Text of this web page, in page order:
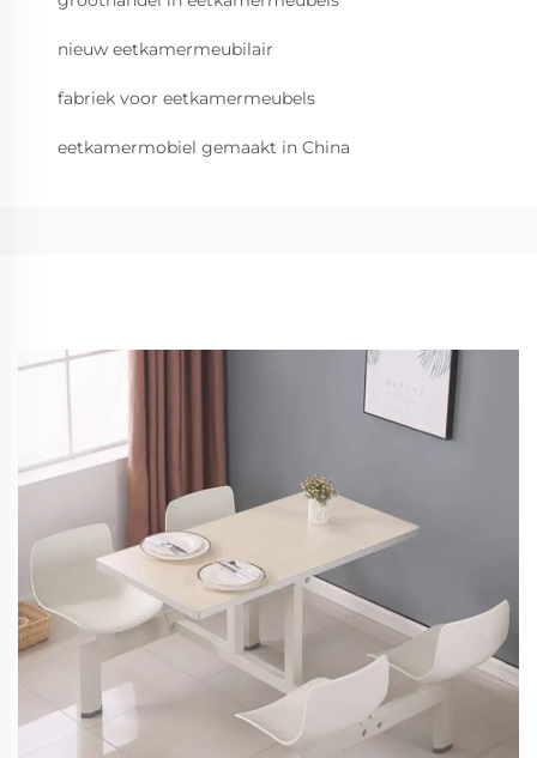
nieuw eetkamermeubilair
fabriek voor eetkamermeubels
eetkamermobiel gemaakt in China